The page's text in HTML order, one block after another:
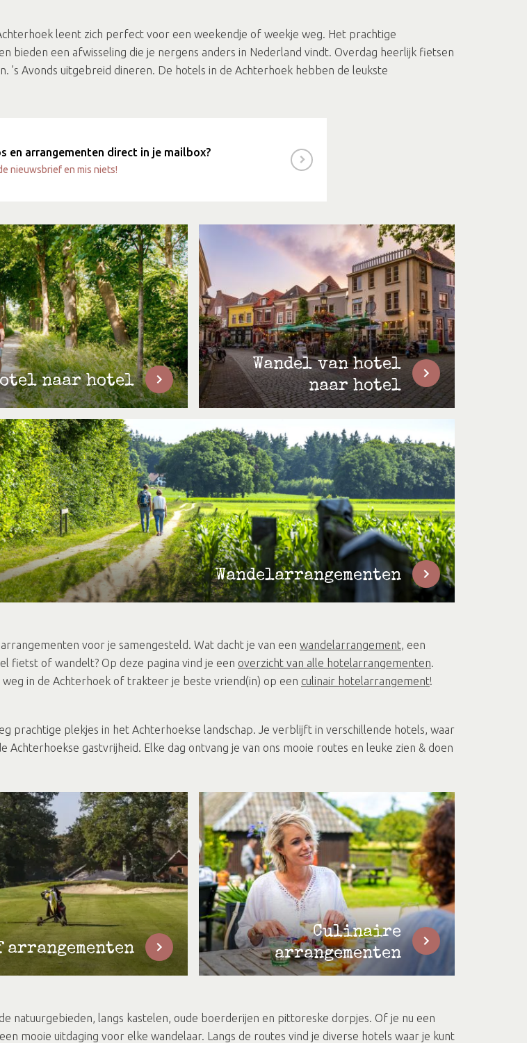
leent zich perfect voor een weekendje of weekje weg. Het prachtige
bieden een afwisseling die je nergens anders in Nederland vindt. Overdag heerlijk fietsen
Avonds uitgebreid dineren. De hotels in de Achterhoek hebben de leukste
en arrangementen direct in je mailbox?
nieuwsbrief en mis niets!
naar hotel
Wandel van hotel
naar hotel
Wandelarrangementen
voor je samengesteld. Wat dacht je van een wandelarrangement, een
fietst of wandelt? Op deze pagina vind je een overzicht van alle hotelarrangementen.
in de Achterhoek of trakteer je beste vriend(in) op een culinair hotelarrangement!
prachtige plekjes in het Achterhoekse landschap. Je verblijft in verschillende hotels, waar
gastvrijheid. Elke dag ontvang je van ons mooie routes en leuke zien & doen
arrangementen
Culinaire
arrangementen
natuurgebieden, langs kastelen, oude boerderijen en pittoreske dorpjes. Of je nu een
mooie uitdaging voor elke wandelaar. Langs de routes vind je diverse hotels waar je kunt